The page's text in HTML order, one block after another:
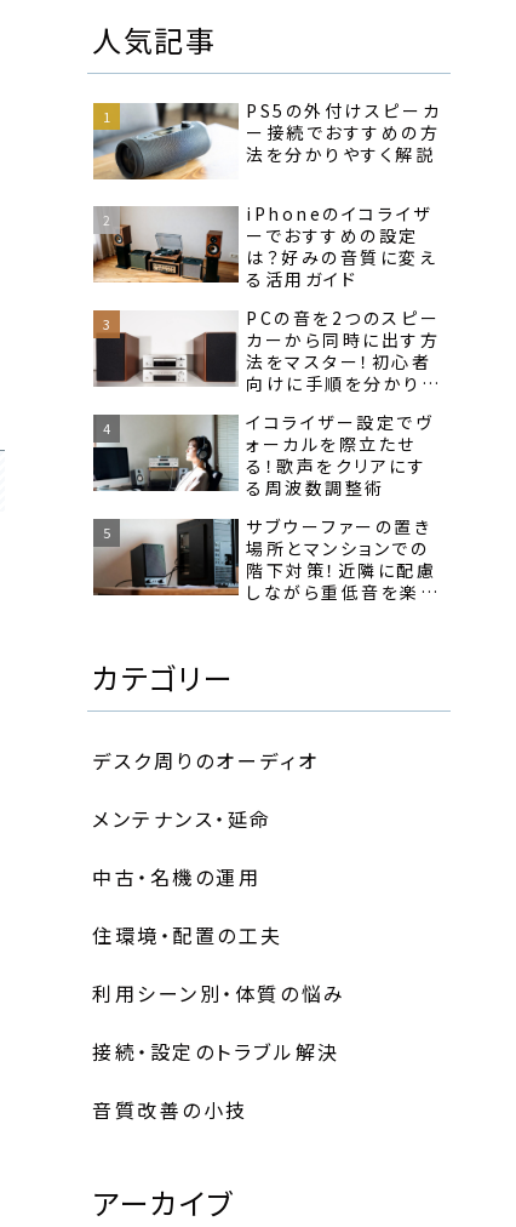
人気記事
PS5の外付けスピーカ
ー接続でおすすめの方
法を分かりやすく解説
iPhoneのイコライザ
ーでおすすめの設定
は？好みの音質に変え
る活用ガイド
PCの音を2つのスピー
カーから同時に出す方
法をマスター！初心者
向けに手順を分かりや
イコライザー設定でヴ
ォーカルを際立たせ
る！歌声をクリアにす
る周波数調整術
サブウーファーの置き
場所とマンションでの
階下対策！近隣に配慮
しながら重低音を楽し
カテゴリー
デスク周りのオーディオ
メンテナンス・延命
中古・名機の運用
住環境・配置の工夫
利用シーン別・体質の悩み
接続・設定のトラブル解決
音質改善の小技
アーカイブ